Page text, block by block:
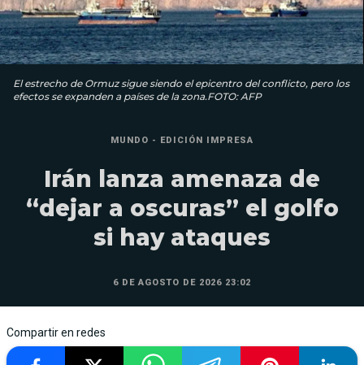
El estrecho de Ormuz sigue siendo el epicentro del conflicto, pero los
efectos se expanden a países de la zona.FOTO: AFP
MUNDO - EDICIÓN IMPRESA
Irán lanza amenaza de
“dejar a oscuras” el golfo
si hay ataques
6 DE AGOSTO DE 2026 23:02
Compartir en redes